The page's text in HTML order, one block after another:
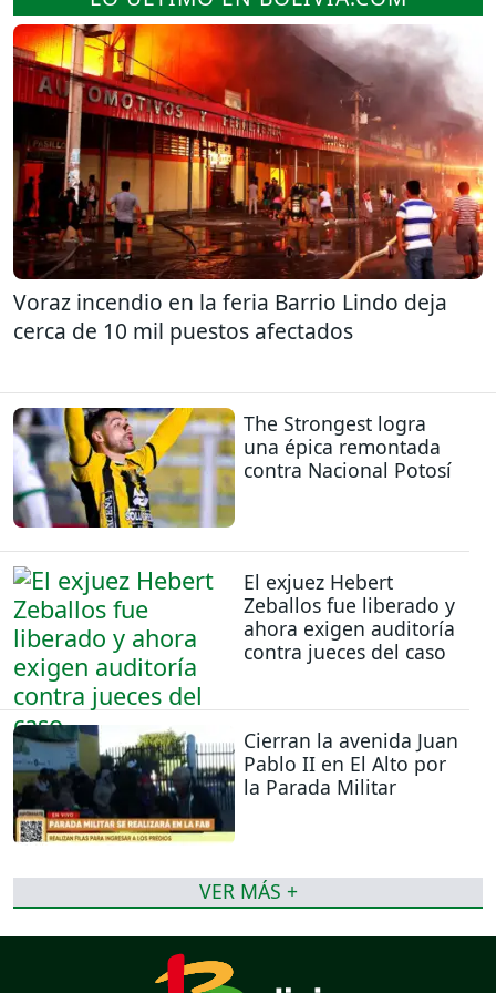
Voraz incendio en la feria Barrio Lindo deja
cerca de 10 mil puestos afectados
The Strongest logra
una épica remontada
contra Nacional Potosí
El exjuez Hebert
Zeballos fue liberado y
ahora exigen auditoría
contra jueces del caso
Cierran la avenida Juan
Pablo II en El Alto por
la Parada Militar
VER MÁS +